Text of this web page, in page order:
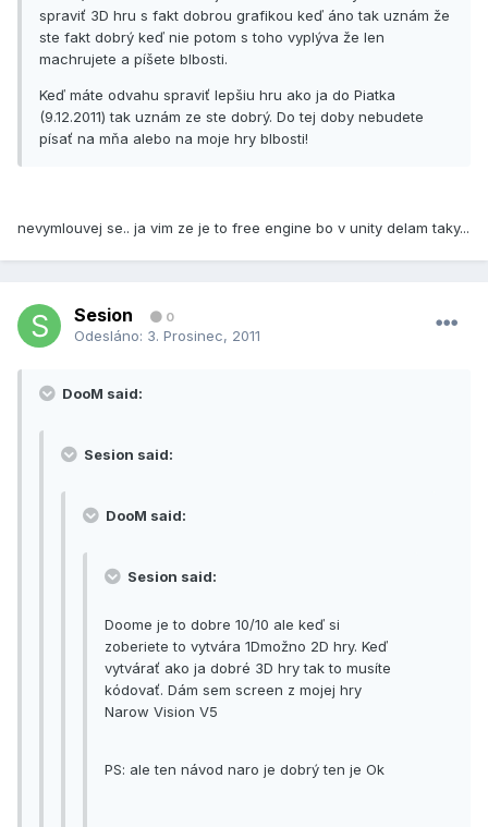
spraviť 3D hru s fakt dobrou grafikou keď áno tak uznám že
ste fakt dobrý keď nie potom s toho vyplýva že len
machrujete a píšete blbosti.
Keď máte odvahu spraviť lepšiu hru ako ja do Piatka
(9.12.2011) tak uznám ze ste dobrý. Do tej doby nebudete
písať na mňa alebo na moje hry blbosti!
nevymlouvej se.. ja vim ze je to free engine bo v unity delam taky...
Sesion 0
Odesláno: 3. Prosinec, 2011
DooM said:
Sesion said:
DooM said:
Sesion said:
Doome je to dobre 10/10 ale keď si
zoberiete to vytvára 1Dmožno 2D hry. Keď
vytvárať ako ja dobré 3D hry tak to musíte
kódovať. Dám sem screen z mojej hry
Narow Vision V5
PS: ale ten návod naro je dobrý ten je Ok